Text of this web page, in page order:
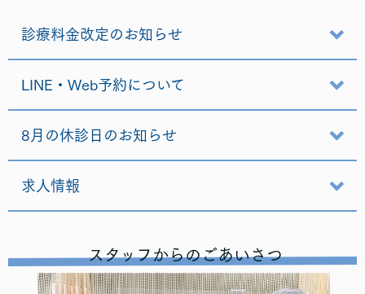
診療料金改定のお知らせ
LINE・Web予約について
8月の休診日のお知らせ
求人情報
スタッフからのごあいさつ